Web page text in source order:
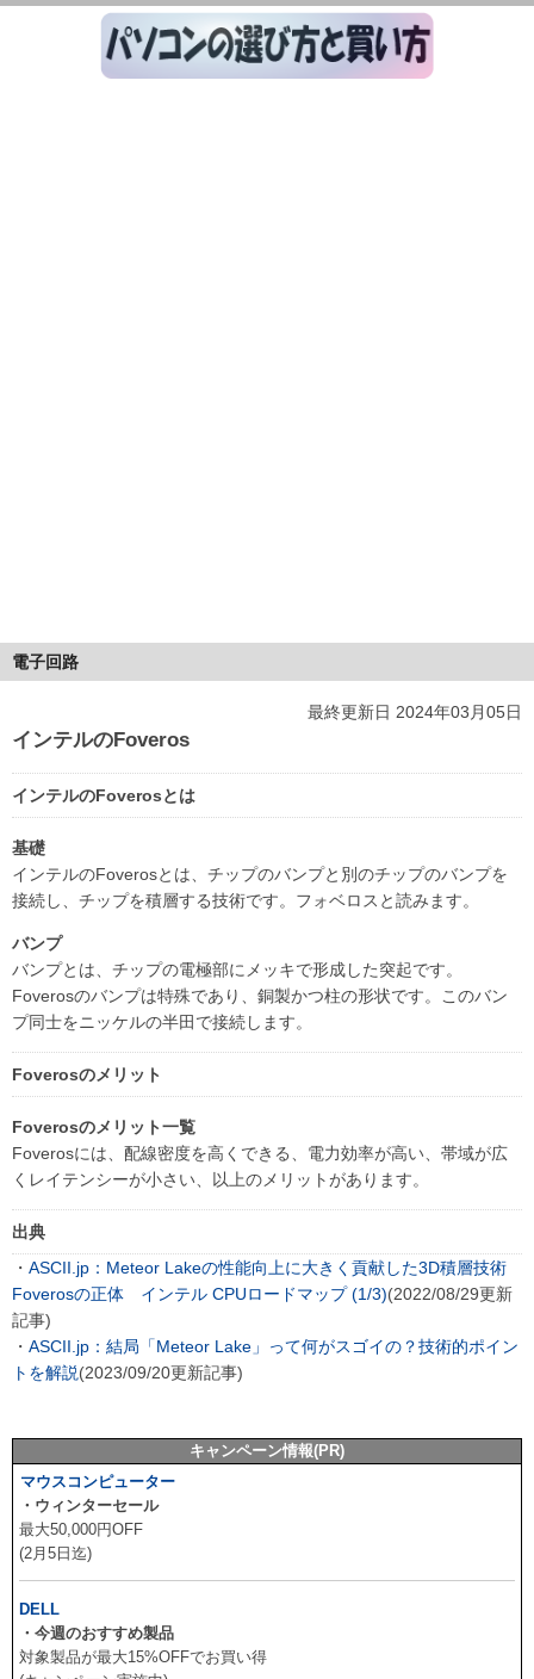
電子回路
最終更新日 2024年03月05日
インテルのFoveros
インテルのFoverosとは
基礎
インテルのFoverosとは、チップのバンプと別のチップのバンプを
接続し、チップを積層する技術です。フォベロスと読みます。
バンプ
バンプとは、チップの電極部にメッキで形成した突起です。
Foverosのバンプは特殊であり、銅製かつ柱の形状です。このバン
プ同士をニッケルの半田で接続します。
Foverosのメリット
Foverosのメリット一覧
Foverosには、配線密度を高くできる、電力効率が高い、帯域が広
くレイテンシーが小さい、以上のメリットがあります。
出典
・ ASCII.jp：Meteor Lakeの性能向上に大きく貢献した3D積層技術
Foverosの正体 インテル CPUロードマップ (1/3)(2022/08/29更新
記事)
・ ASCII.jp：結局「Meteor Lake」って何がスゴイの？技術的ポイン
トを解説(2023/09/20更新記事)
キャンペーン情報(PR)
マウスコンピューター
・ウィンターセール
最大50,000円OFF
(2月5日迄)
DELL
・今週のおすすめ製品
対象製品が最大15%OFFでお買い得